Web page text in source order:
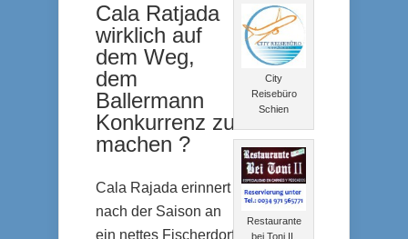
Cala Ratjada
wirklich auf
dem Weg,
dem
Ballermann
Konkurrenz zu
machen ?
Cala Rajada erinnert
nach der Saison an
ein nettes Fischerdorf
City
Reisebüro
Schien
Restaurante
bei Toni II,